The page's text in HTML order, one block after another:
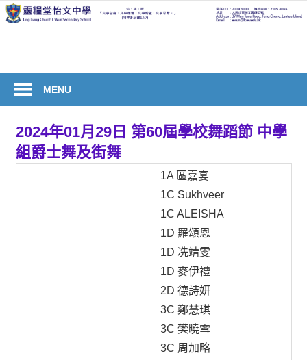
Skip
Ling
Liang
Church
Wun
Secondary
MENU
2024年01月29日 第60屆學校舞蹈節 中學
組爵士舞及街舞
1A 區嘉宴
1C Sukhveer
1C ALEISHA
1D 羅頌恩
1D 冼靖雯
1D 麥伊禮
2D 德詩妍
3C 鄭慧琪
3C 樊曉雪
3C 周加略